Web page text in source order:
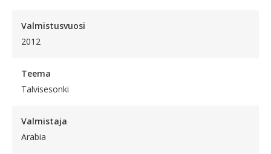
Valmistusvuosi
2012
Teema
Talvisesonki
Valmistaja
Arabia